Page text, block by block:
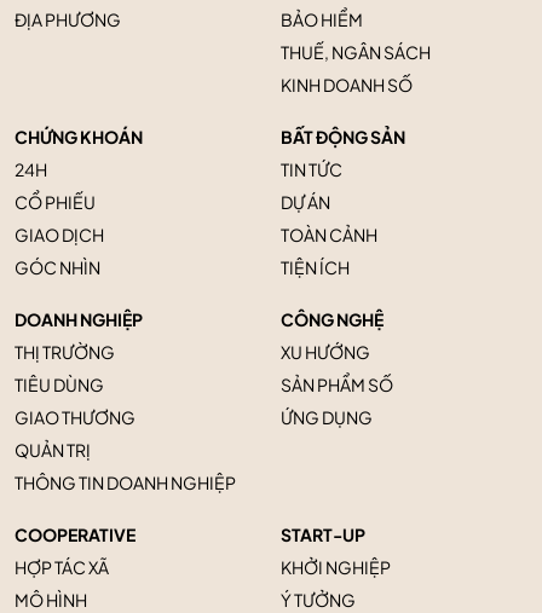
ĐỊA PHƯƠNG
BẢO HIỂM
THUẾ, NGÂN SÁCH
KINH DOANH SỐ
CHỨNG KHOÁN
24H
CỔ PHIẾU
GIAO DỊCH
GÓC NHÌN
BẤT ĐỘNG SẢN
TIN TỨC
DỰ ÁN
TOÀN CẢNH
TIỆN ÍCH
DOANH NGHIỆP
THỊ TRƯỜNG
TIÊU DÙNG
GIAO THƯƠNG
QUẢN TRỊ
THÔNG TIN DOANH NGHIỆP
CÔNG NGHỆ
XU HƯỚNG
SẢN PHẨM SỐ
ỨNG DỤNG
COOPERATIVE
HỢP TÁC XÃ
MÔ HÌNH
START-UP
KHỞI NGHIỆP
Ý TƯỞNG